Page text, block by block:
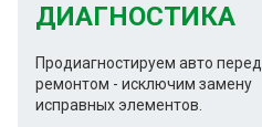
ДИАГНОСТИКА
Продиагностируем авто перед
ремонтом - исключим замену
исправных элементов.